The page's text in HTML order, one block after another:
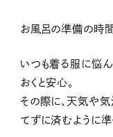
お風呂の準備の時
いつも着る服に悩ん
おくと安心。
その際に、天気や気
てずに済むように準